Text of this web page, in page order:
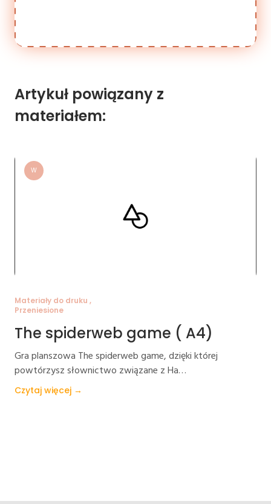
Artykuł powiązany z
materiałem:
W
Materiały do druku ,
Przeniesione
The spiderweb game ( A4)
Gra planszowa The spiderweb game, dzięki której
powtórzysz słownictwo związane z Ha…
Czytaj więcej →